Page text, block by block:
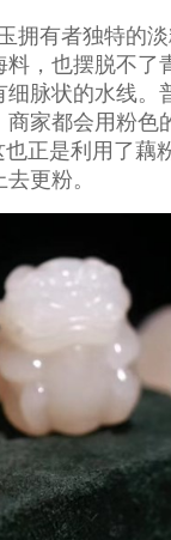
拥有者独特的
料，也摆脱不了
细脉状的水线。
商家都会用粉色
也正是利用了藕
更粉。